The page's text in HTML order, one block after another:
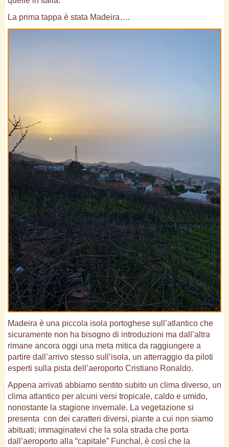
La prima tappa è stata Madeira….
Madeira è una piccola isola portoghese sull’atlantico che
sicuramente non ha bisogno di introduzioni ma dall’altra
rimane ancora oggi una meta mitica da raggiungere a
partire dall’arrivo stesso sull’isola, un atterraggio da piloti
esperti sulla pista dell’aeroporto Cristiano Ronaldo.
Appena arrivati abbiamo sentito subito un clima diverso, un
clima atlantico per alcuni versi tropicale, caldo e umido,
nonostante la stagione invernale. La vegetazione si
presenta con dei caratteri diversi, piante a cui non siamo
abituati; immaginatevi che la sola strada che porta
dall’aeroporto alla “capitale” Funchal, è così che la